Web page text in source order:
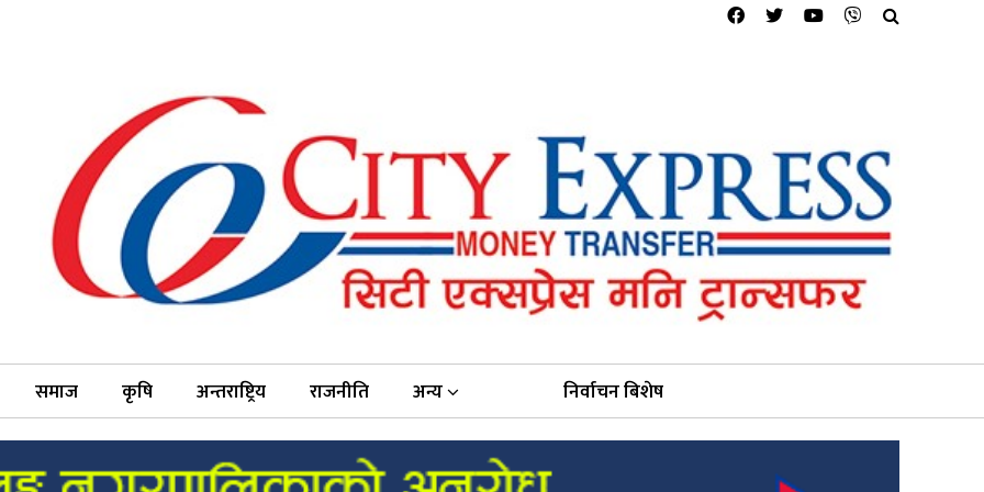
समाज कृषि अन्तराष्ट्रिय राजनीति अन्य निर्वाचन बिशेष